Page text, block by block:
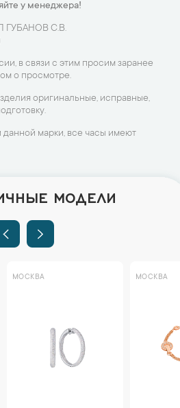
у менеджера!
ГУБАНОВ С.В.
в связи с этим просим заранее
о просмотре.
оригинальные, исправные,
марки, все часы имеют
МОДЕЛИ
МОСКВА МОСКВА